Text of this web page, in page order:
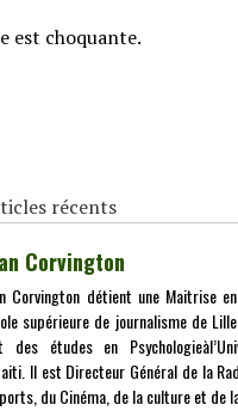
est choquante.
récents
Corvington
Corvington détient une Maitrise
supérieure de journalisme de
des études en
Il est Directeur Général de la
du Cinéma, de la culture et de